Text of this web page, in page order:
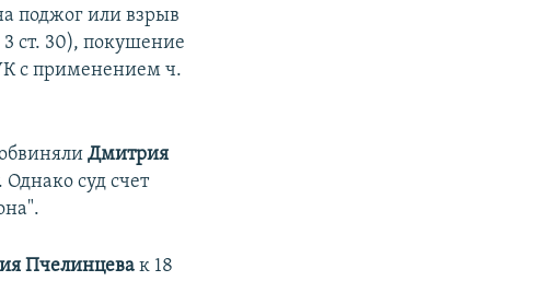
поджог или взрыв
ст. 30), покушение
с применением ч.
Дмитрия
суд счет
Пчелинцевак 18